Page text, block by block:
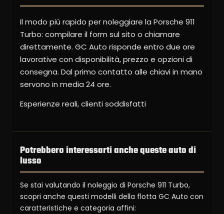
Il modo più rapido per noleggiare la Porsche 911
Turbo: compilare il form sul sito o chiamare
direttamente. GC Auto risponde entro due ore
lavorative con disponibilità, prezzo e opzioni di
consegna. Dal primo contatto alle chiavi in mano
servono in media 24 ore.
Esperienze reali, clienti soddisfatti
Potrebbero interessarti anche queste auto di
lusso
Se stai valutando il noleggio di Porsche 911 Turbo,
scopri anche questi modelli della flotta GC Auto con
caratteristiche e categoria affini: